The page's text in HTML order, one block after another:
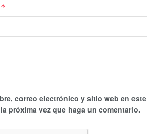
*
correo electrónico y sitio web en este
próxima vez que haga un comentario.